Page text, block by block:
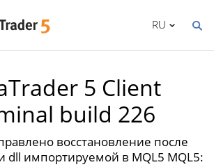
RU
5 Client
build 226
восстановление после
dll импортируемой в MQL5 MQL5: